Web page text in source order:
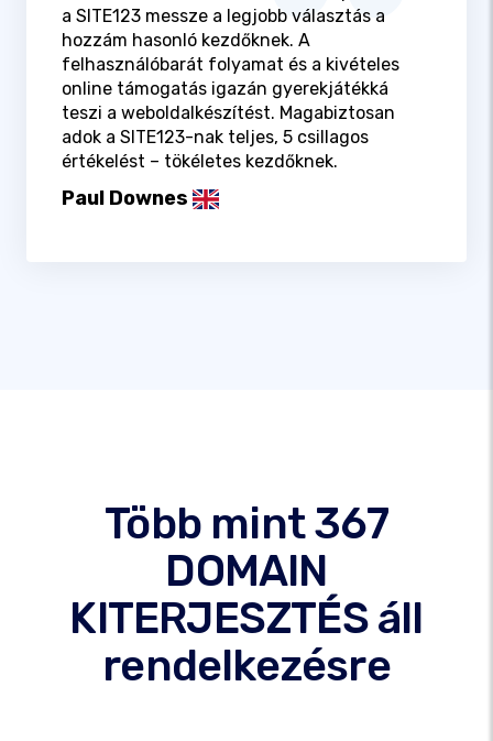
a SITE123 messze a legjobb választás a
hozzám hasonló kezdőknek. A
felhasználóbarát folyamat és a kivételes
online támogatás igazán gyerekjátékká
teszi a weboldalkészítést. Magabiztosan
adok a SITE123-nak teljes, 5 csillagos
értékelést – tökéletes kezdőknek.
Paul Downes
Több mint 367
DOMAIN
KITERJESZTÉS áll
rendelkezésre